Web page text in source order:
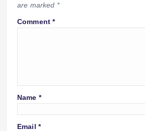
are marked *
Comment*
Name *
Email *